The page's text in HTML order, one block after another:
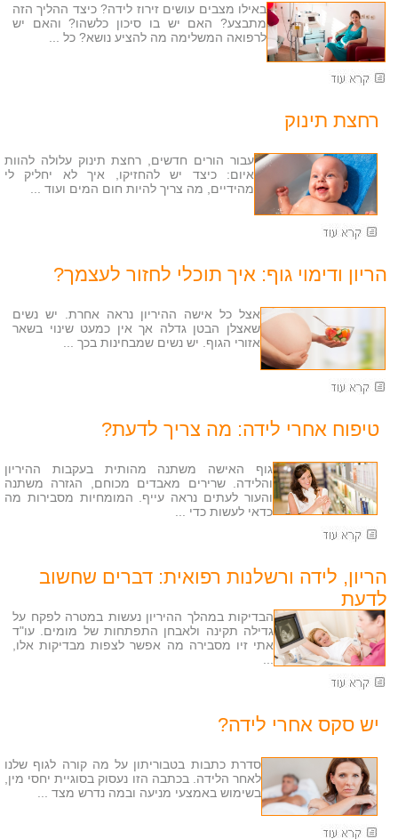
באילו מצבים עושים זירוז לידה? כיצד ההליך הזה
מתבצע? האם יש בו סיכון כלשהו? והאם יש
לרפואה המשלימה מה להציע נושא? כל ...
רחצת תינוק
עבור הורים חדשים, רחצת תינוק עלולה להוות
איום: כיצד יש להחזיקו, איך לא יחליק לי
מהידיים, מה צריך להיות חום המים ועוד ...
הריון ודימוי גוף: איך תוכלי לחזור לעצמך?
אצל כל אישה ההיריון נראה אחרת. יש נשים
שאצלן הבטן גדלה אך אין כמעט שינוי בשאר
אזורי הגוף. יש נשים שמבחינות בכך ...
טיפוח אחרי לידה: מה צריך לדעת?
גוף האישה משתנה מהותית בעקבות ההיריון
והלידה. שרירים מאבדים מכוחם, הגזרה משתנה
והעור לעתים נראה עייף. המומחיות מסבירות מה
כדאי לעשות כדי ...
הריון, לידה ורשלנות רפואית: דברים שחשוב
לדעת
הבדיקות במהלך ההיריון נעשות במטרה לפקח על
גדילה תקינה ולאבחן התפתחות של מומים. עו"ד
אתי זיו מסבירה מה אפשר לצפות מבדיקות אלו,
יש סקס אחרי לידה?
סדרת כתבות בטבוריתון על מה קורה לגוף שלנו
לאחר הלידה. בכתבה הזו נעסוק בסוגיית יחסי מין,
בשימוש באמצעי מניעה ובמה נדרש מצד ...